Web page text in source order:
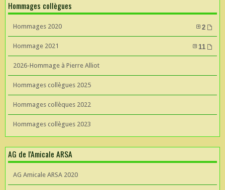
Hommages collègues
Hommages 2020 2
Hommage 2021 11
2026-Hommage à Pierre Alliot
Hommages collègues 2025
Hommages collèques 2022
Hommages collègues 2023
AG de l'Amicale ARSA
AG Amicale ARSA 2020